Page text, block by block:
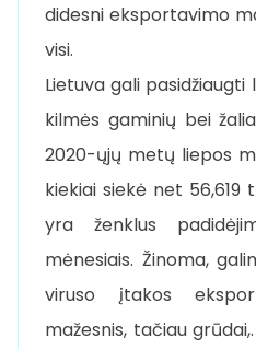
didesni eksportavimo
visi.
Lietuva gali
kilmės gaminių bei
2020-ųjų metų liepos
kiekiai siekė net
yra ženklus
mėnesiais. Žinoma,
viruso įtakos
mažesnis, tačiau